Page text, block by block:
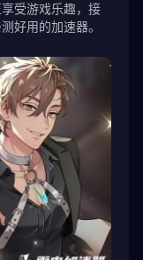
受游戏乐趣，接
好用的加速器。